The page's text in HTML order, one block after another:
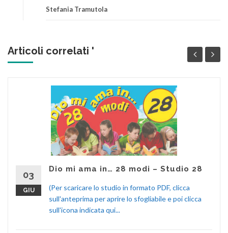
Stefania Tramutola
Articoli correlati '
03
GIU
Dio mi ama in… 28 modi – Studio 28
(Per scaricare lo studio in formato PDF, clicca
sull'anteprima per aprire lo sfogliabile e poi clicca
sull'icona indicata qui...